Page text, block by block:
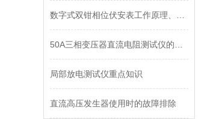
局部放电测试仪重点知识
直流高压发生器使用时的故障排除